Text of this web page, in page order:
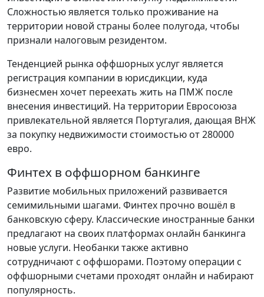
Сложностью является только проживание на
территории новой страны более полугода, чтобы
признали налоговым резидентом.
Тенденцией рынка оффшорных услуг является
регистрация компании в юрисдикции, куда
бизнесмен хочет переехать жить на ПМЖ после
внесения инвестиций. На территории Евросоюза
привлекательной является Португалия, дающая ВНЖ
за покупку недвижимости стоимостью от 280000
евро.
Финтех в оффшорном банкинге
Развитие мобильных приложений развивается
семимильными шагами. Финтех прочно вошёл в
банковскую сферу. Классические иностранные банки
предлагают на своих платформах онлайн банкинга
новые услуги. Необанки также активно
сотрудничают с оффшорами. Поэтому операции с
оффшорными счетами проходят онлайн и набирают
популярность.